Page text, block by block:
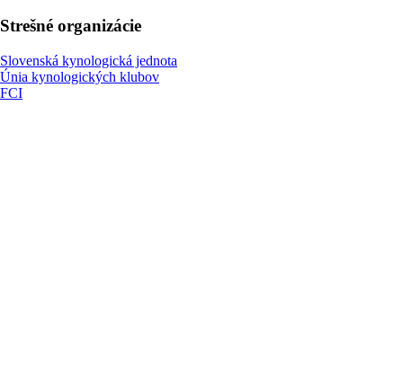
Strešné organizácie
Slovenská kynologická jednota
Únia kynologických klubov
FCI